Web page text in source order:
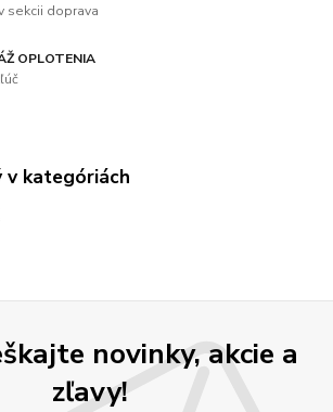
sekcii doprava
OPLOTENIA
v kategóriách
novinky, akcie a
zľavy!